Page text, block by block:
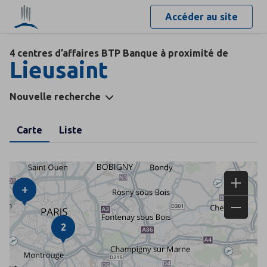
Accéder au site
4 centres d’affaires BTP Banque à proximité de
Lieusaint
Nouvelle recherche
Carte Liste
+
2